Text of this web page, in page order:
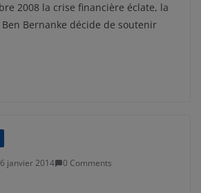
2008 la crise financière éclate, la
Ben Bernanke décide de soutenir
6 janvier 2014
0 Comments